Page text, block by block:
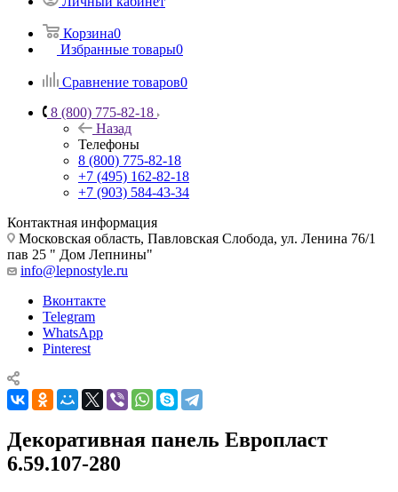
Корзина0
Избранные товары0
Сравнение товаров0
8 (800) 775-82-18
Назад
Телефоны
8 (800) 775-82-18
+7 (495) 162-82-18
+7 (903) 584-43-34
Контактная информация
Московская область, Павловская Слобода, ул. Ленина 76/1
пав 25 " Дом Лепнины"
info@lepnostyle.ru
Вконтакте
Telegram
WhatsApp
Pinterest
Декоративная панель Европласт
6.59.107-280